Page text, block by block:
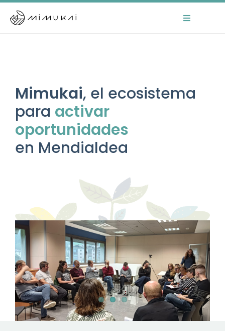
Toggle
El Centro
La Comunidad
Contacto
Castellano
Mimukai, el ecosistema
para activar
oportunidades
en Mendialdea